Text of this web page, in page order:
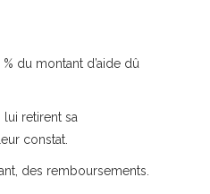
du montant d’aide dû
lui retirent sa
constat.
des remboursements.